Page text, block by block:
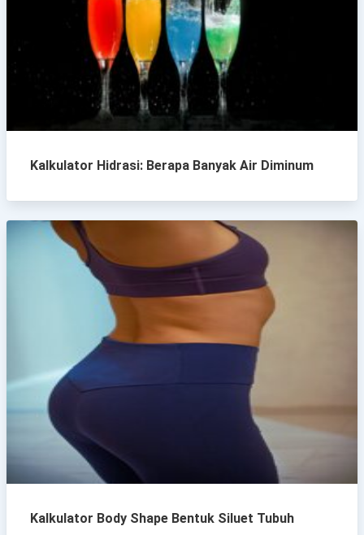
Kalkulator Hidrasi: Berapa Banyak Air Diminum
Kalkulator Body Shape Bentuk Siluet Tubuh